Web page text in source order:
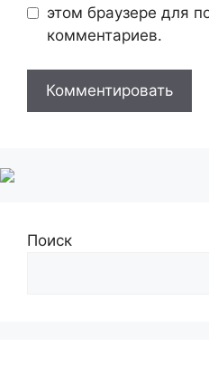
этом браузере для
комментариев.
Поиск